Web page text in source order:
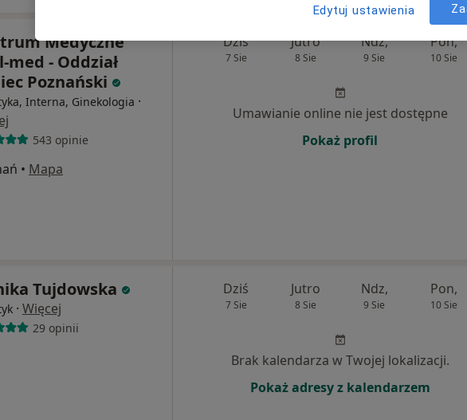
Medyczne
med - Oddział
Poznański
Interna, Ginekologia ·
543 opinie
• Mapa
Dziś
7 Sie
Jutro
8 Sie
Ndz,
9 Sie
Pon,
10 Sie
Umawianie online nie jest dostępne
Pokaż profil
Tujdowska
· Więcej
29 opinii
Dziś
7 Sie
Jutro
8 Sie
Ndz,
9 Sie
Pon,
10 Sie
Brak kalendarza w Twojej lokalizacji.
Pokaż adresy z kalendarzem
Edytuj ustawienia